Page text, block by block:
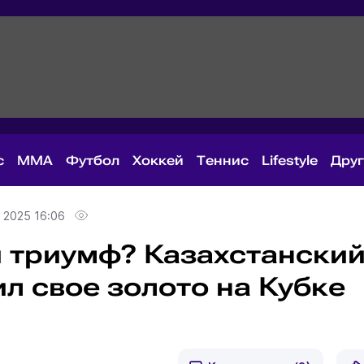
MMA Футбол Хоккей Теннис Lifestyle
16:06
свое золото на Кубке